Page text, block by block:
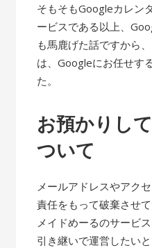
そもそもGoogleカレン
ービスである以上、
も馬鹿げた話ですから
は、Googleにお任せす
た。
お預かりし
ついて
メールアドレスやアク
責任をもって破棄させて
メイドめーるのサービ
引き継いで運営したい